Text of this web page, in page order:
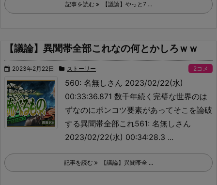
記事を読む 【議論】やっと7 ...
【議論】異聞帯全部これなの何とかしろｗｗ
2023年2月22日 ストーリー 2コメ
560: 名無しさん 2023/02/22(水)
00:33:36.871 数千年続く完璧な世界のは
ずなのにポンコツ要素があってそこを論破
する異聞帯全部これ561: 名無しさん
2023/02/22(水) 00:34:28.3 ...
記事を読む 【議論】異聞帯全 ...